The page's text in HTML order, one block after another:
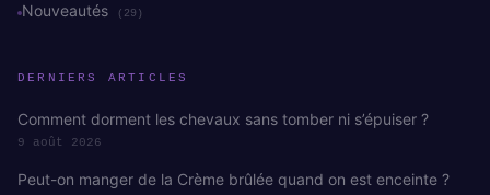
Nouveautés (29)
DERNIERS ARTICLES
Comment dorment les chevaux sans tomber ni s’épuiser ?
9 août 2026
Peut-on manger de la Crème brûlée quand on est enceinte ?